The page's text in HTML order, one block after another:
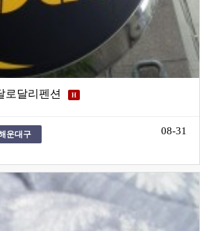
로달리펜션 H
운대구 08-31